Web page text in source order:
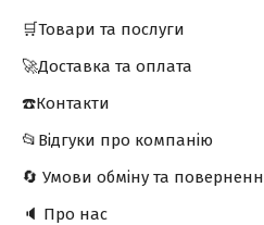
🛒Товари та послуги
🚀Доставка та оплата
☎️Контакти
📂Відгуки про компанію
🔄 Умови обміну та
🔈 Про нас